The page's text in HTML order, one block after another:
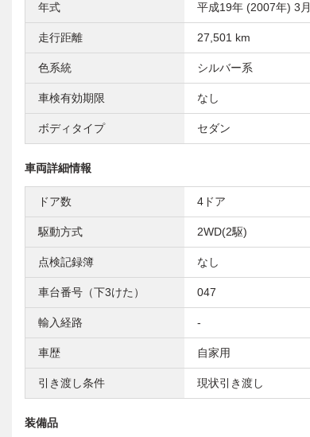
年式 平成19年 (2007年) 3月
走行距離 27,501 km
色系統 シルバー系
車検有効期限 なし
ボディタイプ セダン
車両詳細情報
ドア数 4ドア
駆動方式 2WD(2駆)
点検記録簿 なし
車台番号（下3けた） 047
輸入経路 -
車歴 自家用
引き渡し条件 現状引き渡し
装備品